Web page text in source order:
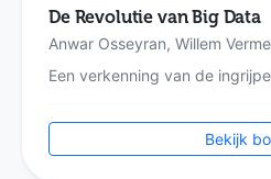
De Revolutie van Big Data
Anwar Osseyran, Willem
Een verkenning van de
Bekijk